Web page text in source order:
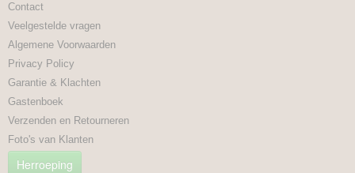
Contact
Veelgestelde vragen
Algemene Voorwaarden
Privacy Policy
Garantie & Klachten
Gastenboek
Verzenden en Retourneren
Foto's van Klanten
Herroeping